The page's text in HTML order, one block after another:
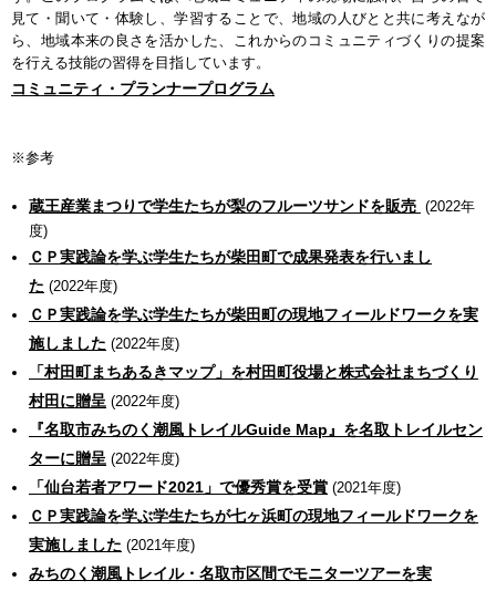
見て・聞いて・体験し、学習することで、地域の人びとと共に考えなが
ら、地域本来の良さを活かした、これからのコミュニティづくりの提案
を行える技能の習得を目指しています。
コミュニティ・プランナープログラム
※参考
蔵王産業まつりで学生たちが梨のフルーツサンドを販売 (2022年
度)
ＣＰ実践論を学ぶ学生たちが柴田町で成果発表を行いまし
た (2022年度)
ＣＰ実践論を学ぶ学生たちが柴田町の現地フィールドワークを実
施しました (2022年度)
「村田町まちあるきマップ」を村田町役場と株式会社まちづくり
村田に贈呈 (2022年度)
『名取市みちのく潮風トレイルGuide Map』を名取トレイルセン
ターに贈呈 (2022年度)
「仙台若者アワード2021」で優秀賞を受賞 (2021年度)
ＣＰ実践論を学ぶ学生たちが七ヶ浜町の現地フィールドワークを
実施しました (2021年度)
みちのく潮風トレイル・名取市区間でモニターツアーを実